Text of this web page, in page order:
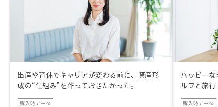
出産や育休でキャリアが変わる前に、資産形
成の“仕組み”を作っておきたかった。
購入時データ
ハッピー
ルフと旅
購入時データ